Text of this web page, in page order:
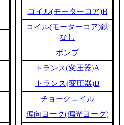
コイル(モーターコア)B
コイル(モーターコア)鉄
なし
ポンプ
トランス(変圧器)A
トランス(変圧器)B
チョークコイル
偏向ヨーク(偏光ヨーク)